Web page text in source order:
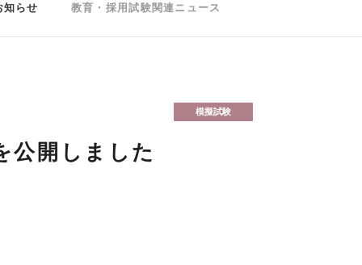
知らせ 教育・採用試験関連ニュース
模擬試験
公開しました